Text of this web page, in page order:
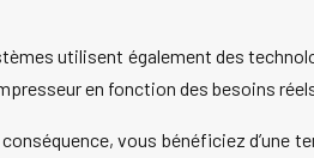
utilisent également des
en fonction des besoins
vous bénéficiez d’une